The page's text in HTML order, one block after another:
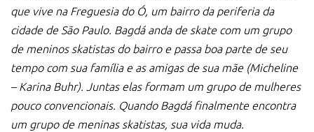
que vive na Freguesia do Ó, um bairro da periferia da
cidade de São Paulo. Bagdá anda de skate com um grupo
de meninos skatistas do bairro e passa boa parte de seu
tempo com sua família e as amigas de sua mãe (Micheline
– Karina Buhr). Juntas elas formam um grupo de mulheres
pouco convencionais. Quando Bagdá finalmente encontra
um grupo de meninas skatistas, sua vida muda.